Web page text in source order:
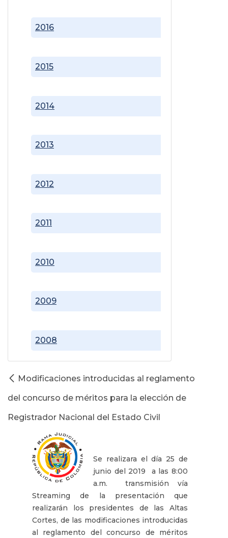
2008
2009
2010
2011
2012
2013
2014
2015
2016
Modificaciones introducidas al reglamento
del concurso de méritos para la elección de
Registrador Nacional del Estado Civil
Se realizara el día 25 de
junio del 2019 a las 8:00
a.m. transmisión vía
Streaming de la presentación que
realizarán los presidentes de las Altas
Cortes, de las modificaciones introducidas
al reglamento del concurso de méritos